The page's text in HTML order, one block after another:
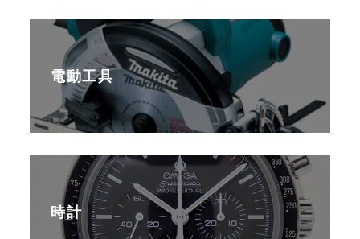
電動工具
時計